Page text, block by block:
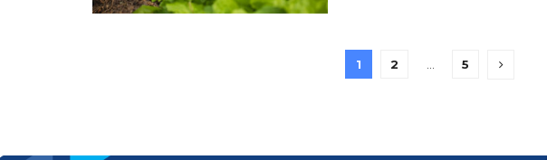
1 2 5